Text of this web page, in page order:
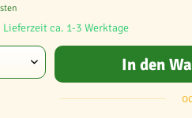
ca. 1-3 Werktage
In den